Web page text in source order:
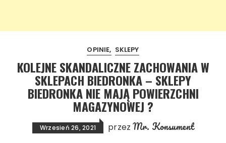
OPINIE SKLEPY
KOLEJNE SKANDALICZNE ZACHOWANIA W
SKLEPACH BIEDRONKA – SKLEPY
BIEDRONKA NIE MAJĄ POWIERZCHNI
MAGAZYNOWEJ ?
Wrzesień 26, 2021 przezMr. Konsument